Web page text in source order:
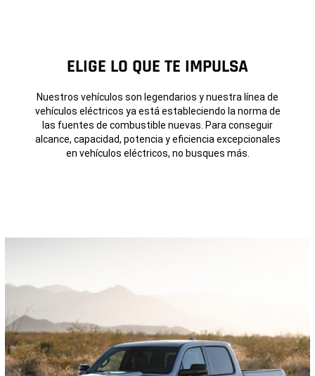
ELIGE LO QUE TE IMPULSA
Nuestros vehículos son legendarios y nuestra línea de
vehículos eléctricos ya está estableciendo la norma de
las fuentes de combustible nuevas. Para conseguir
alcance, capacidad, potencia y eficiencia excepcionales
en vehículos eléctricos, no busques más.